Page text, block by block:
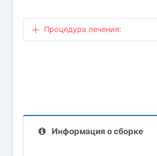
Процедура лечения:
Информация о сборке